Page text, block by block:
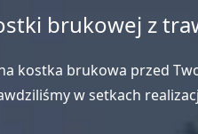
brukowej z
kostka brukowa przed
w setkach